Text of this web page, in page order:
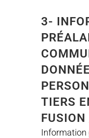
3-
TIERS
Information